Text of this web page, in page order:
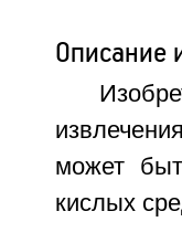
Описание
может
кислых